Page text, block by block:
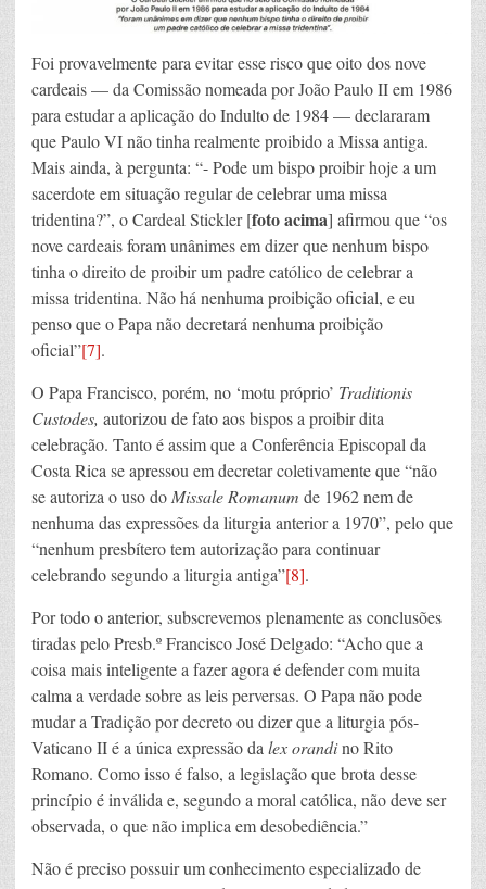
Foi provavelmente para evitar esse risco que oito dos nove
cardeais — da Comissão nomeada por João Paulo II em 1986
para estudar a aplicação do Indulto de 1984 — declararam
que Paulo VI não tinha realmente proibido a Missa antiga.
Mais ainda, à pergunta: “- Pode um bispo proibir hoje a um
sacerdote em situação regular de celebrar uma missa
tridentina?”, o Cardeal Stickler [foto acima] afirmou que “os
nove cardeais foram unânimes em dizer que nenhum bispo
tinha o direito de proibir um padre católico de celebrar a
missa tridentina. Não há nenhuma proibição oficial, e eu
penso que o Papa não decretará nenhuma proibição
oficial”[7].
O Papa Francisco, porém, no ‘motu próprio’ Traditionis
Custodes, autorizou de fato aos bispos a proibir dita
celebração. Tanto é assim que a Conferência Episcopal da
Costa Rica se apressou em decretar coletivamente que “não
se autoriza o uso do Missale Romanum de 1962 nem de
nenhuma das expressões da liturgia anterior a 1970”, pelo que
“nenhum presbítero tem autorização para continuar
celebrando segundo a liturgia antiga”[8].
Por todo o anterior, subscrevemos plenamente as conclusões
tiradas pelo Presb.º Francisco José Delgado: “Acho que a
coisa mais inteligente a fazer agora é defender com muita
calma a verdade sobre as leis perversas. O Papa não pode
mudar a Tradição por decreto ou dizer que a liturgia pós-
Vaticano II é a única expressão da lex orandino Rito
Romano. Como isso é falso, a legislação que brota desse
princípio é inválida e, segundo a moral católica, não deve ser
observada, o que não implica em desobediência.”
Não é preciso possuir um conhecimento especializado de